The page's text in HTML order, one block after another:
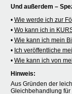
Und außerdem –
• Wie werde ich zur
• Wo kann ich in
• Wie kann ich mein
• Ich veröffentliche
• Wie kann ich von
Hinweis:
Aus Gründen der
Gleichbehandlung für